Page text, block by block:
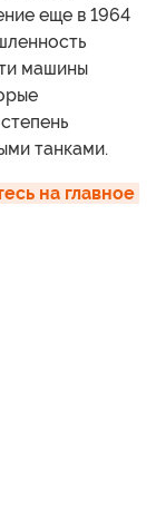
еще в 1964
машины
танками.
на главное